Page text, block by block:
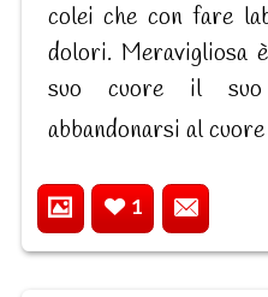
colei che con fare
dolori. Meravigliosa
suo cuore il suo
abbandonarsi al
1